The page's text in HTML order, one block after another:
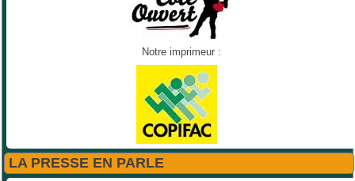
Notre imprimeur :
LA PRESSE EN PARLE